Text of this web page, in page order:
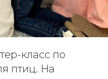
класс по
птиц. На